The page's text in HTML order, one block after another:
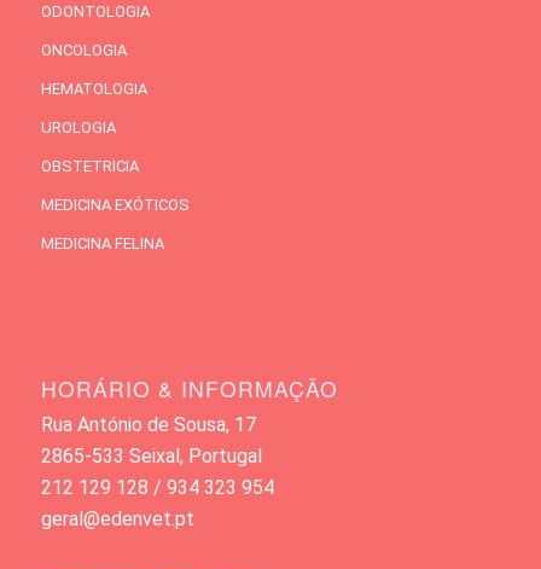
ODONTOLOGIA
ONCOLOGIA
HEMATOLOGIA
UROLOGIA
OBSTETRICIA
MEDICINA EXÓTICOS
MEDICINA FELINA
HORÁRIO & INFORMAÇÃO
Rua António de Sousa, 17
2865-533 Seixal, Portugal
212 129 128 / 934 323 954
geral@edenvet.pt